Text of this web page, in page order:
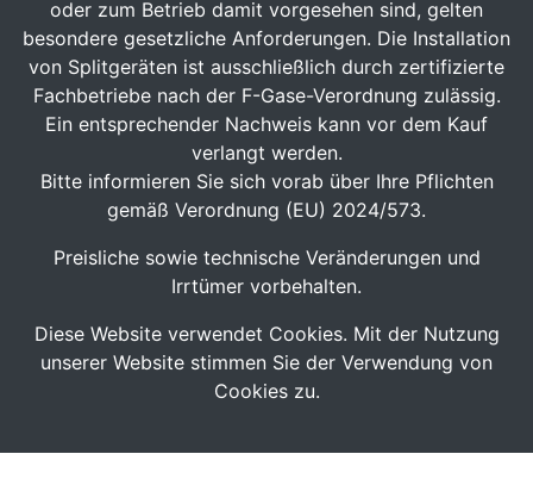
oder zum Betrieb damit vorgesehen sind, gelten
besondere gesetzliche Anforderungen. Die Installation
von Splitgeräten ist ausschließlich durch zertifizierte
Fachbetriebe nach der F-Gase-Verordnung zulässig.
Ein entsprechender Nachweis kann vor dem Kauf
verlangt werden.
Bitte informieren Sie sich vorab über Ihre Pflichten
gemäß Verordnung (EU) 2024/573.
Preisliche sowie technische Veränderungen und
Irrtümer vorbehalten.
Diese Website verwendet Cookies. Mit der Nutzung
unserer Website stimmen Sie der Verwendung von
Cookies zu.